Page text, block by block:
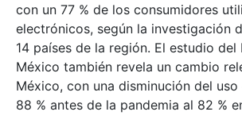
con un 77 % de los consumidores
electrónicos, según la investigación
14 países de la región. El estudio del
México también revela un cambio
México, con una disminución del
88 % antes de la pandemia al 82 %